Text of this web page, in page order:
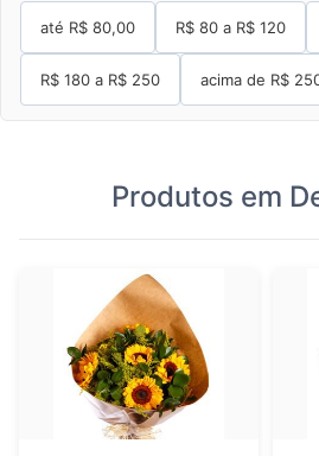
até R$ 80,00 R$ 80 a R$ 120
R$ 180 a R$ 250 acima de R$
Produtos em